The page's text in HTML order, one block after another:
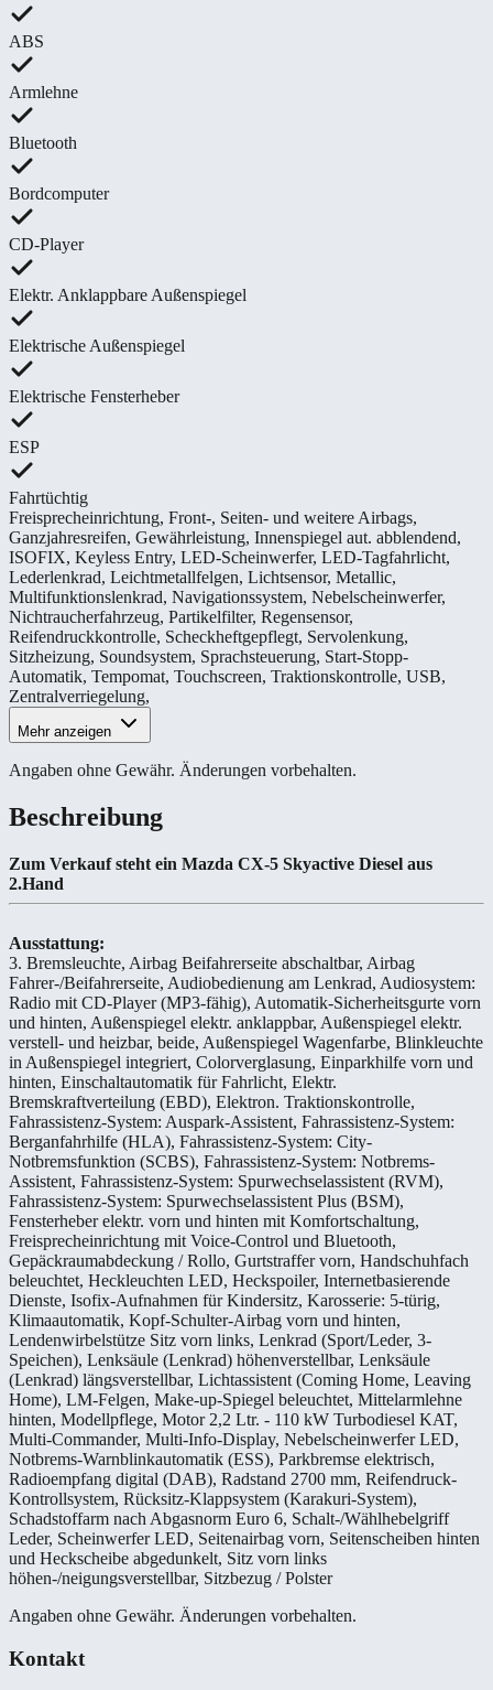
ABS
Armlehne
Bluetooth
Bordcomputer
CD-Player
Elektr. Anklappbare Außenspiegel
Elektrische Außenspiegel
Elektrische Fensterheber
ESP
Fahrtüchtig
Freisprecheinrichtung, Front-, Seiten- und weitere Airbags,
Ganzjahresreifen, Gewährleistung, Innenspiegel aut. abblendend,
ISOFIX, Keyless Entry, LED-Scheinwerfer, LED-Tagfahrlicht,
Lederlenkrad, Leichtmetallfelgen, Lichtsensor, Metallic,
Multifunktionslenkrad, Navigationssystem, Nebelscheinwerfer,
Nichtraucherfahrzeug, Partikelfilter, Regensensor,
Reifendruckkontrolle, Scheckheftgepflegt, Servolenkung,
Sitzheizung, Soundsystem, Sprachsteuerung, Start-Stopp-
Automatik, Tempomat, Touchscreen, Traktionskontrolle, USB,
Zentralverriegelung,
Mehr anzeigen
Angaben ohne Gewähr. Änderungen vorbehalten.
Beschreibung
Zum Verkauf steht ein Mazda CX-5 Skyactive Diesel aus
2.Hand
Ausstattung:
3. Bremsleuchte, Airbag Beifahrerseite abschaltbar, Airbag
Fahrer-/Beifahrerseite, Audiobedienung am Lenkrad, Audiosystem:
Radio mit CD-Player (MP3-fähig), Automatik-Sicherheitsgurte vorn
und hinten, Außenspiegel elektr. anklappbar, Außenspiegel elektr.
verstell- und heizbar, beide, Außenspiegel Wagenfarbe, Blinkleuchte
in Außenspiegel integriert, Colorverglasung, Einparkhilfe vorn und
hinten, Einschaltautomatik für Fahrlicht, Elektr.
Bremskraftverteilung (EBD), Elektron. Traktionskontrolle,
Fahrassistenz-System: Auspark-Assistent, Fahrassistenz-System:
Berganfahrhilfe (HLA), Fahrassistenz-System: City-
Notbremsfunktion (SCBS), Fahrassistenz-System: Notbrems-
Assistent, Fahrassistenz-System: Spurwechselassistent (RVM),
Fahrassistenz-System: Spurwechselassistent Plus (BSM),
Fensterheber elektr. vorn und hinten mit Komfortschaltung,
Freisprecheinrichtung mit Voice-Control und Bluetooth,
Gepäckraumabdeckung / Rollo, Gurtstraffer vorn, Handschuhfach
beleuchtet, Heckleuchten LED, Heckspoiler, Internetbasierende
Dienste, Isofix-Aufnahmen für Kindersitz, Karosserie: 5-türig,
Klimaautomatik, Kopf-Schulter-Airbag vorn und hinten,
Lendenwirbelstütze Sitz vorn links, Lenkrad (Sport/Leder, 3-
Speichen), Lenksäule (Lenkrad) höhenverstellbar, Lenksäule
(Lenkrad) längsverstellbar, Lichtassistent (Coming Home, Leaving
Home), LM-Felgen, Make-up-Spiegel beleuchtet, Mittelarmlehne
hinten, Modellpflege, Motor 2,2 Ltr. - 110 kW Turbodiesel KAT,
Multi-Commander, Multi-Info-Display, Nebelscheinwerfer LED,
Notbrems-Warnblinkautomatik (ESS), Parkbremse elektrisch,
Radioempfang digital (DAB), Radstand 2700 mm, Reifendruck-
Kontrollsystem, Rücksitz-Klappsystem (Karakuri-System),
Schadstoffarm nach Abgasnorm Euro 6, Schalt-/Wählhebelgriff
Leder, Scheinwerfer LED, Seitenairbag vorn, Seitenscheiben hinten
und Heckscheibe abgedunkelt, Sitz vorn links
höhen-/neigungsverstellbar, Sitzbezug / Polster
Angaben ohne Gewähr. Änderungen vorbehalten.
Kontakt